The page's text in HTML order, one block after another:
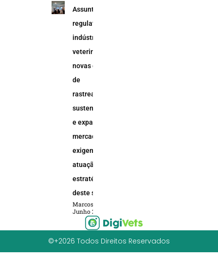
Assuntos
regulatórios na
indústria
veterinária:
novas demandas
de
rastreabilidade,
sustentabilidade
e expansão do
mercado animal
exigem uma
atuação
estratégica
deste setor
Marcos Soares
Junho 2, 2026
©+2026 Todos Direitos Reservados